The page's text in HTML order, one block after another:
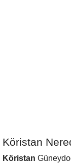
Köristan
Köristan